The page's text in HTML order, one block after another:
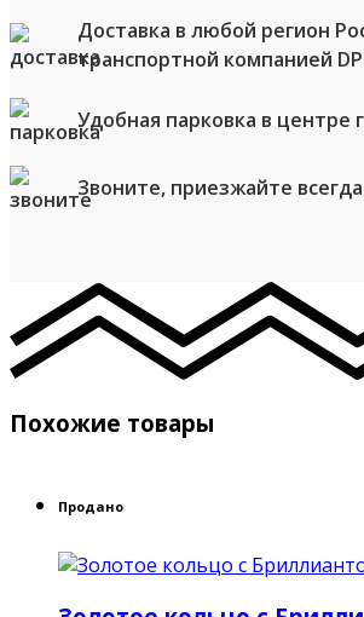
Доставка в любой регион
транспортной компанией
Удобная парковка в центре
Звоните, приезжайте
Похожие товары
Продано